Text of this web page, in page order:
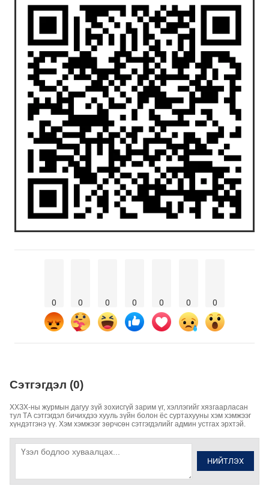
0 0 0 0 0 0 0
Сэтгэгдэл (0)
ХХЗХ-ны журмын дагуу зүй зохисгүй зарим үг, хэллэгийг хязгаарласан
тул ТА сэтгэгдэл бичихдээ хууль зүйн болон ёс суртахууны хэм хэмжээг
хүндэтгэнэ үү. Хэм хэмжээг зөрчсөн сэтгэгдэлийг админ устгах эрхтэй.
НИЙТЛЭХ